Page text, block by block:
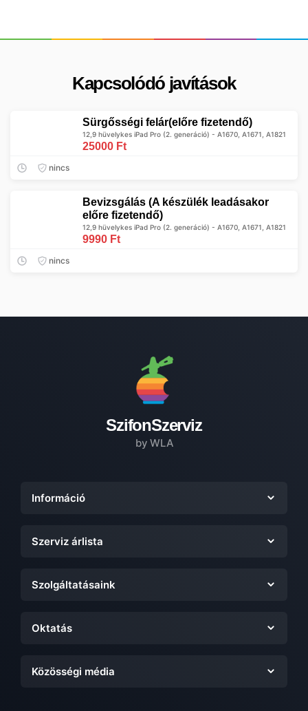
Kapcsolódó javítások
Sürgősségi felár(előre fizetendő)
12,9 hüvelykes iPad Pro (2. generáció) - A1670, A1671, A1821
25000 Ft
nincs
Bevizsgálás (A készülék leadásakor
előre fizetendő)
12,9 hüvelykes iPad Pro (2. generáció) - A1670, A1671, A1821
9990 Ft
nincs
SzifonSzerviz
by WLA
Információ
Szerviz árlista
Szolgáltatásaink
Oktatás
Közösségi média